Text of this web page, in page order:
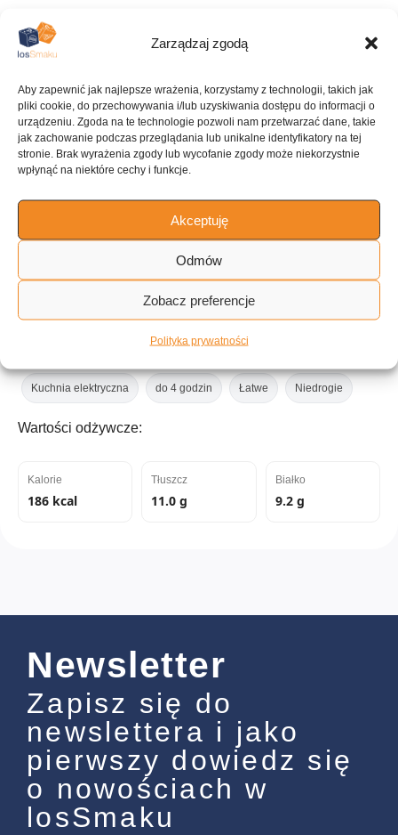
Zarządzaj zgodą
Aby zapewnić jak najlepsze wrażenia, korzystamy z technologii, takich jak
pliki cookie, do przechowywania i/lub uzyskiwania dostępu do informacji o
urządzeniu. Zgoda na te technologie pozwoli nam przetwarzać dane, takie
jak zachowanie podczas przeglądania lub unikalne identyfikatory na tej
stronie. Brak wyrażenia zgody lub wycofanie zgody może niekorzystnie
wpłynąć na niektóre cechy i funkcje.
Akceptuję
Odmów
Zobacz preferencje
Polityka prywatności
Amerykańska
ILOŚĆ PORCJI
12 porcji
Niski cholesterol Na pracujący dzień
Kuchnia elektryczna do 4 godzin Łatwe Niedrogie
Wartości odżywcze:
Kalorie
186 kcal
Tłuszcz
11.0 g
Białko
9.2 g
Newsletter
Zapisz się do
newslettera i jako
pierwszy dowiedz się
o nowościach w
losSmaku